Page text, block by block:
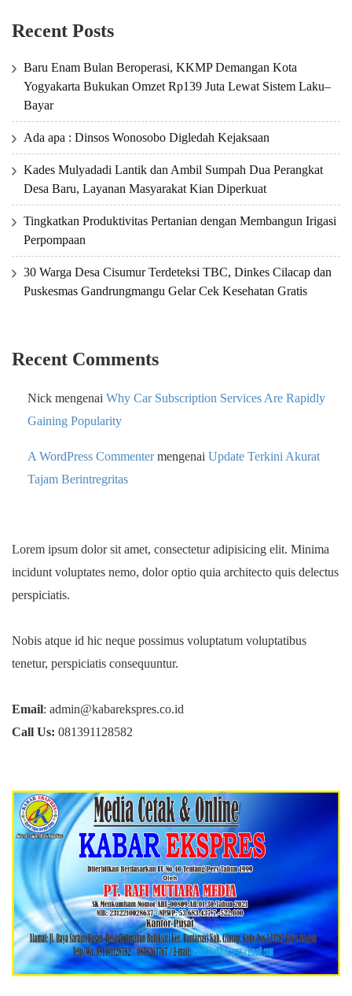
Recent Posts
Baru Enam Bulan Beroperasi, KKMP Demangan Kota
Yogyakarta Bukukan Omzet Rp139 Juta Lewat Sistem Laku–
Bayar
Ada apa : Dinsos Wonosobo Digledah Kejaksaan
Kades Mulyadadi Lantik dan Ambil Sumpah Dua Perangkat
Desa Baru, Layanan Masyarakat Kian Diperkuat
Tingkatkan Produktivitas Pertanian dengan Membangun Irigasi
Perpompaan
30 Warga Desa Cisumur Terdeteksi TBC, Dinkes Cilacap dan
Puskesmas Gandrungmangu Gelar Cek Kesehatan Gratis
Recent Comments
Nick mengenai Why Car Subscription Services Are Rapidly
Gaining Popularity
A WordPress Commentermengenai Update Terkini Akurat
Tajam Berintregritas
Lorem ipsum dolor sit amet, consectetur adipisicing elit. Minima
incidunt voluptates nemo, dolor optio quia architecto quis delectus
perspiciatis.
Nobis atque id hic neque possimus voluptatum voluptatibus
tenetur, perspiciatis consequuntur.
Email: admin@kabarekspres.co.id
Call Us: 081391128582